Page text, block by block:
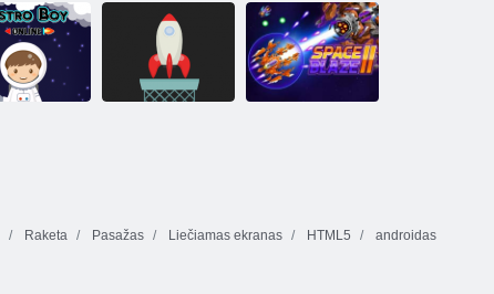
Intergalactic
Laivų mūšis
Raketa Pasažas Liečiamas ekranas HTML5 androidas